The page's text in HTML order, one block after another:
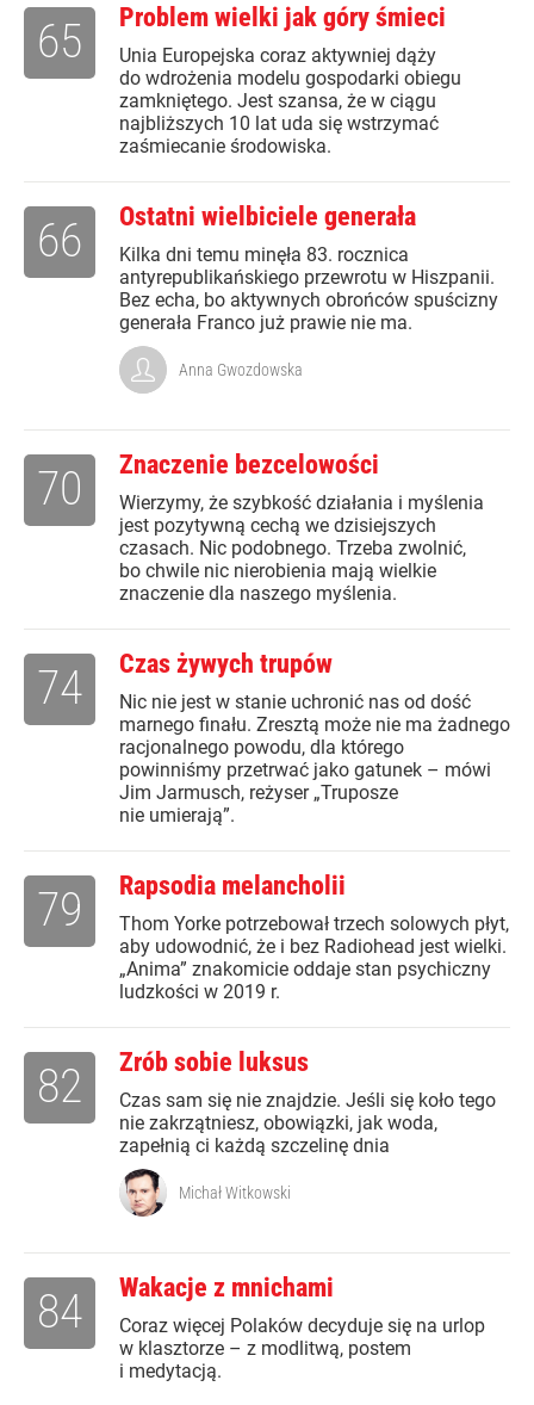
Problem wielki jak góry śmieci
Unia Europejska coraz aktywniej dąży
do wdrożenia modelu gospodarki obiegu
zamkniętego. Jest szansa, że w ciągu
najbliższych 10 lat uda się wstrzymać
zaśmiecanie środowiska.
65
Ostatni wielbiciele generała
Kilka dni temu minęła 83. rocznica
antyrepublikańskiego przewrotu w Hiszpanii.
Bez echa, bo aktywnych obrońców spuścizny
generała Franco już prawie nie ma.
66
Anna Gwozdowska
Znaczenie bezcelowości
Wierzymy, że szybkość działania i myślenia
jest pozytywną cechą we dzisiejszych
czasach. Nic podobnego. Trzeba zwolnić,
bo chwile nic nierobienia mają wielkie
znaczenie dla naszego myślenia.
70
Czas żywych trupów
Nic nie jest w stanie uchronić nas od dość
marnego finału. Zresztą może nie ma żadnego
racjonalnego powodu, dla którego
powinniśmy przetrwać jako gatunek – mówi
Jim Jarmusch, reżyser „Truposze
nie umierają”.
74
Rapsodia melancholii
Thom Yorke potrzebował trzech solowych płyt,
aby udowodnić, że i bez Radiohead jest wielki.
„Anima” znakomicie oddaje stan psychiczny
ludzkości w 2019 r.
79
Zrób sobie luksus
Czas sam się nie znajdzie. Jeśli się koło tego
nie zakrzątniesz, obowiązki, jak woda,
zapełnią ci każdą szczelinę dnia
82
Michał Witkowski
Wakacje z mnichami
Coraz więcej Polaków decyduje się na urlop
w klasztorze – z modlitwą, postem
i medytacją.
84